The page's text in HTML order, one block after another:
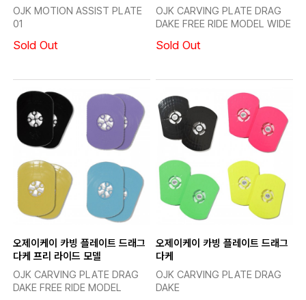
OJK MOTION ASSIST PLATE
01
Sold Out
OJK CARVING PLATE DRAG
DAKE FREE RIDE MODEL WIDE
Sold Out
오제이케이 카빙 플레이트 드래그
다케 프리 라이드 모델
OJK CARVING PLATE DRAG
DAKE FREE RIDE MODEL
오제이케이 카빙 플레이트 드래그
다케
OJK CARVING PLATE DRAG
DAKE